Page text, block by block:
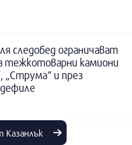
следобед ограничават
тежкотоварни камиони
„Струма“ и през